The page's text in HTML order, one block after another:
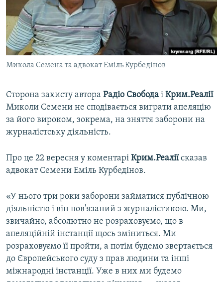
ВІДЕОУРОКИ «ELIFBE»
СВІДЧЕННЯ ОКУПАЦІЇ
УКРАЇНСЬКА ПРОБЛЕМА КРИМУ
ІНФОГРАФІКА
Русский
Qırımtatar
ДОЛУЧАЙСЯ!
Усі сайти RFE/RL
Микола Семена та адвокат Еміль Курбедінов
Сторона захисту автора Радіо Свобода і Крим.Реалії
Миколи Семени не сподівається виграти апеляцію
за його вироком, зокрема, на зняття заборони на
журналістську діяльність.
Про це 22 вересня у коментарі Крим.Реаліїсказав
адвокат Семени Еміль Курбедінов.
«У нього три роки заборони займатися публічною
діяльністю і він пов'язаний з журналістикою. Ми,
звичайно, абсолютно не розраховуємо, що в
апеляційній інстанції щось зміниться. Ми
розраховуємо її пройти, а потім будемо звертається
до Європейського суду з прав людини та інші
міжнародні інстанції. Уже в них ми будемо